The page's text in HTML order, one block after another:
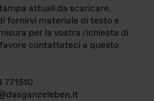
attuali da scaricare.
fornirvi materiale di testo e
per la vostra richiesta di
contattateci a questo
771510